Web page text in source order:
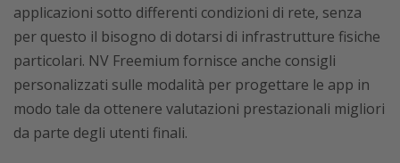
applicazioni sotto differenti condizioni di rete, senza
per questo il bisogno di dotarsi di infrastrutture fisiche
particolari. NV Freemium fornisce anche consigli
personalizzati sulle modalità per progettare le app in
modo tale da ottenere valutazioni prestazionali migliori
da parte degli utenti finali.